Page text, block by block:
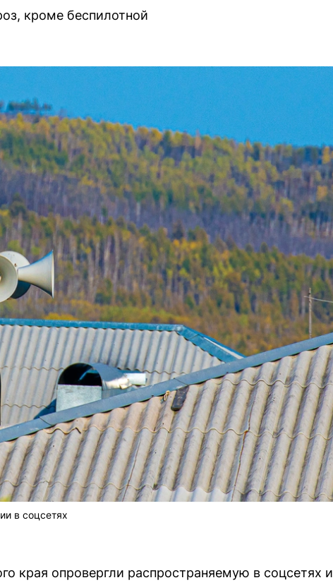
кроме беспилотной
в соцсетях
края опровергли распространяемую в соцсетях и